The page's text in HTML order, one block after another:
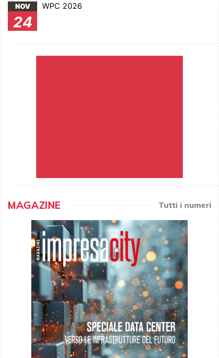
NOV
24
WPC 2026
MAGAZINE Tutti i numeri